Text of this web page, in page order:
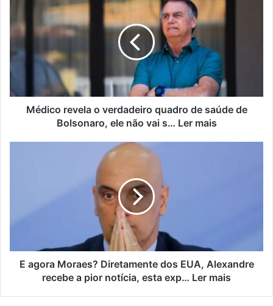
Médico revela o verdadeiro quadro de saúde de
Bolsonaro, ele não vai s… Ler mais
E agora Moraes? Diretamente dos EUA, Alexandre
recebe a pior notícia, esta exp… Ler mais